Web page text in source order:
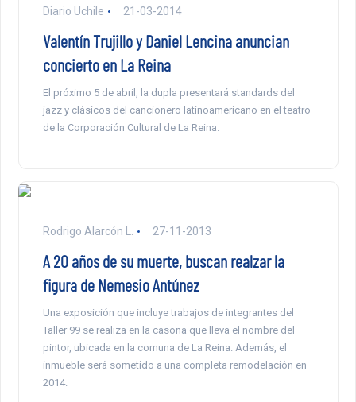
Diario Uchile 21-03-2014
Valentín Trujillo y Daniel Lencina anuncian
concierto en La Reina
El próximo 5 de abril, la dupla presentará standards del
jazz y clásicos del cancionero latinoamericano en el teatro
de la Corporación Cultural de La Reina.
Rodrigo Alarcón L. 27-11-2013
A 20 años de su muerte, buscan realzar la
figura de Nemesio Antúnez
Una exposición que incluye trabajos de integrantes del
Taller 99 se realiza en la casona que lleva el nombre del
pintor, ubicada en la comuna de La Reina. Además, el
inmueble será sometido a una completa remodelación en
2014.